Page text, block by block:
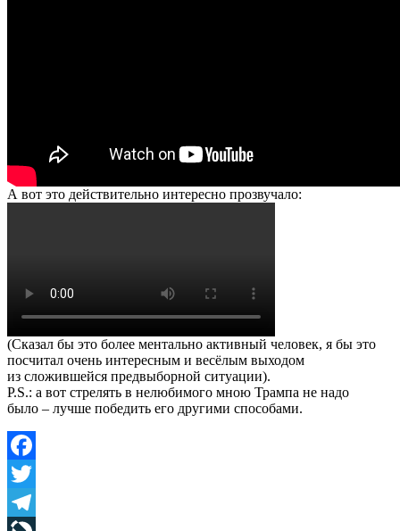
А вот это действительно интересно прозвучало:
(Сказал бы это более ментально активный человек, я бы это
посчитал очень интересным и весёлым выходом
из сложившейся предвыборной ситуации).
P.S.: а вот стрелять в нелюбимого мною Трампа не надо
было – лучше победить его другими способами.
Facebook
Twitter